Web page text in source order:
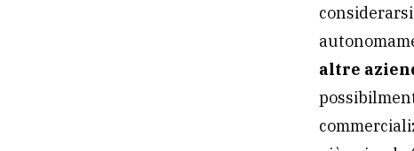
altre